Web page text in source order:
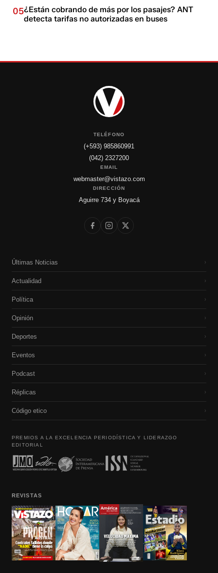
05¿Están cobrando de más por los pasajes? ANT
detecta tarifas no autorizadas en buses
TELÉFONO
(+593) 985860991
(042) 2327200
EMAIL
webmaster@vistazo.com
DIRECCIÓN
Aguirre 734 y Boyacá
Últimas Noticias ›
Actualidad ›
Política ›
Opinión ›
Deportes ›
Eventos ›
Podcast ›
Réplicas ›
Código etico ›
PREMIOS A LA EXCELENCIA PERIODÍSTICA Y LIDERAZGO
EDITORIAL
REVISTAS